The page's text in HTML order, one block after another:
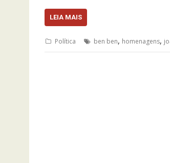
LEIA MAIS
Política ben ben, homenagens,